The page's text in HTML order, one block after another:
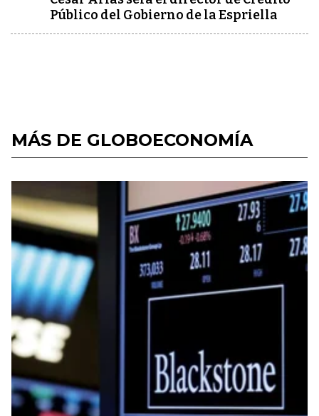
Público del Gobierno de la Espriella
MÁS DE GLOBOECONOMÍA